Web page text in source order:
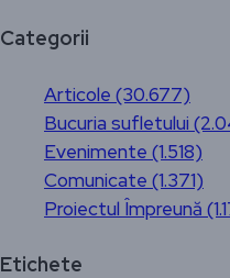
Categorii
Articole (30.677)
Bucuria sufletului
Evenimente (1.518)
Comunicate (1.371)
Proiectul Împreună
Etichete